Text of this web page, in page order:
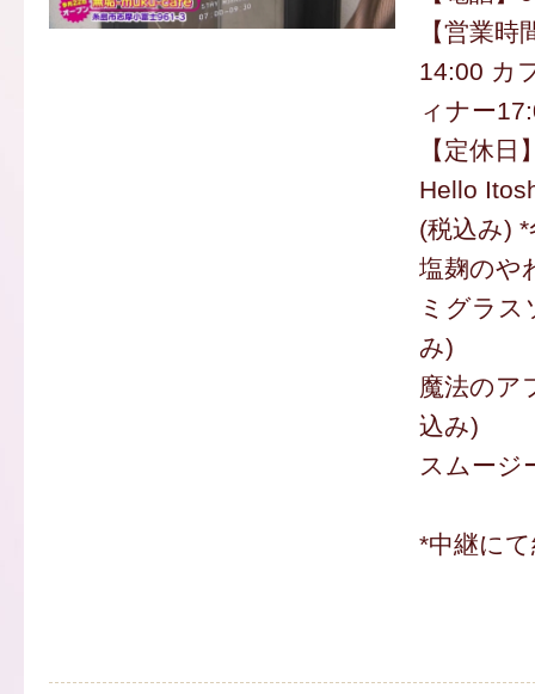
【営業
14:00 カ
ィナー
【定休日
Hello
(税込み)
塩麹のや
ミグラス
み)
魔法のア
込み)
スムージ
*中継に